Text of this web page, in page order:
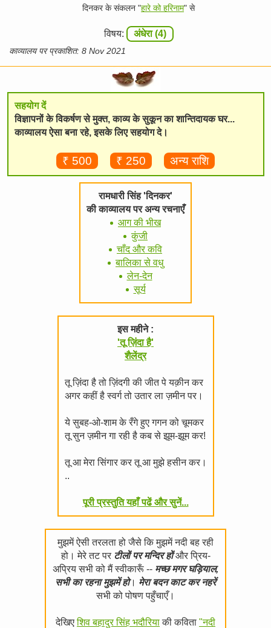
दिनकर के संकलन "हारे को हरिनाम" से
विषय: अंधेरा (4)
काव्यालय पर प्रकाशित: 8 Nov 2021
सहयोग दें
विज्ञापनों के विकर्षण से मुक्त, काव्य के सुकून का शान्तिदायक घर...
काव्यालय ऐसा बना रहे, इसके लिए सहयोग दे।
₹ 500 ₹ 250 अन्य राशि
रामधारी सिंह 'दिनकर'
की काव्यालय पर अन्य रचनाएँ
आग की भीख
कुंजी
चाँद और कवि
बालिका से वधु
लेन-देन
सूर्य
इस महीने :
'तू ज़िंदा है'
शैलेंद्र
तू ज़िंदा है तो ज़िंदगी की जीत पे यक़ीन कर
अगर कहीं है स्वर्ग तो उतार ला ज़मीन पर।
ये सुबह-ओ-शाम के रँगे हुए गगन को चूमकर
तू सुन ज़मीन गा रही है कब से झूम-झूम कर!
तू आ मेरा सिंगार कर तू आ मुझे हसीन कर।
..
पूरी प्रस्तुति यहाँ पढें और सुनें...
मुझमें ऐसी तरलता हो जैसे कि मुझमें नदी बह रही
हो। मेरे तट पर टीलों पर मन्दिर होंऔर प्रिय-
अप्रिय सभी को मैं स्वीकारूँ -- मच्छ मगर घड़ियाल,
सभी का रहना मुझमें हो। मेरा बदन काट कर नहरें
सभी को पोषण पहुँचाएँ।
देखिएशिव बहादुर सिंह भदौरियाकी कविता "नदी